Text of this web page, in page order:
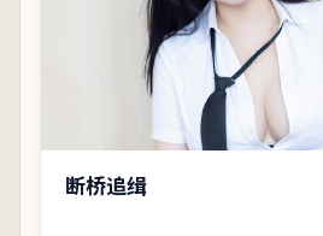
断桥追缉